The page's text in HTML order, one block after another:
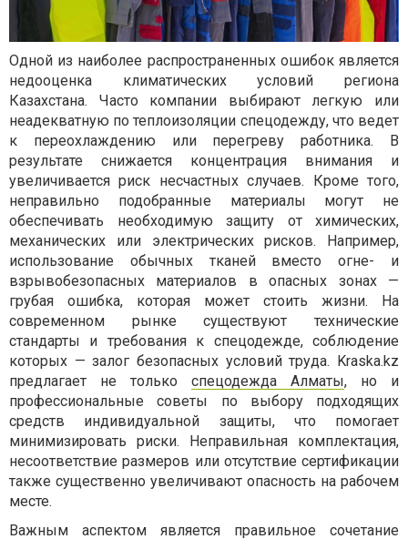
Одной из наиболее распространенных ошибок является
недооценка климатических условий региона
Казахстана. Часто компании выбирают легкую или
неадекватную по теплоизоляции спецодежду, что ведет
к переохлаждению или перегреву работника. В
результате снижается концентрация внимания и
увеличивается риск несчастных случаев. Кроме того,
неправильно подобранные материалы могут не
обеспечивать необходимую защиту от химических,
механических или электрических рисков. Например,
использование обычных тканей вместо огне- и
взрывобезопасных материалов в опасных зонах —
грубая ошибка, которая может стоить жизни. На
современном рынке существуют технические
стандарты и требования к спецодежде, соблюдение
которых — залог безопасных условий труда. Kraska.kz
предлагает не только спецодежда Алматы, но и
профессиональные советы по выбору подходящих
средств индивидуальной защиты, что помогает
минимизировать риски. Неправильная комплектация,
несоответствие размеров или отсутствие сертификации
также существенно увеличивают опасность на рабочем
месте.
Важным аспектом является правильное сочетание